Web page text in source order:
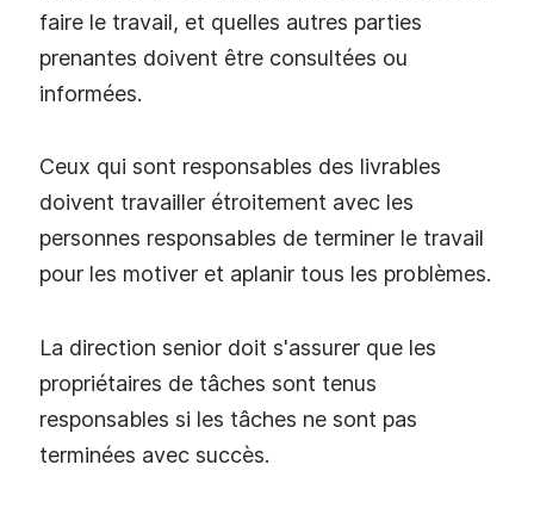
faire le travail, et quelles autres parties
prenantes doivent être consultées ou
informées.
Ceux qui sont responsables des livrables
doivent travailler étroitement avec les
personnes responsables de terminer le travail
pour les motiver et aplanir tous les problèmes.
La direction senior doit s'assurer que les
propriétaires de tâches sont tenus
responsables si les tâches ne sont pas
terminées avec succès.